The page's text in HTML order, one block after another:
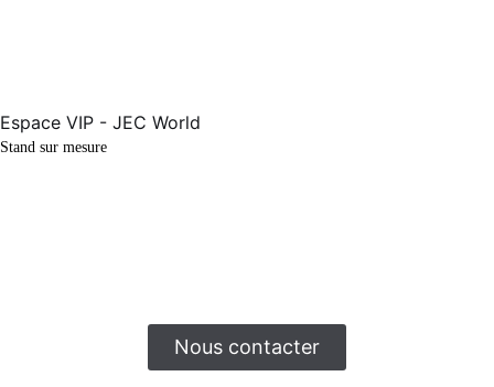
Stand sur mesure
Nous contacter